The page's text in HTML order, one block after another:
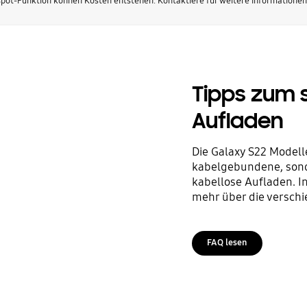
Tipps zum
Aufladen
Die Galaxy S22
kabelgebundene,
kabellose Aufladen.
mehr über die
FAQ lesen